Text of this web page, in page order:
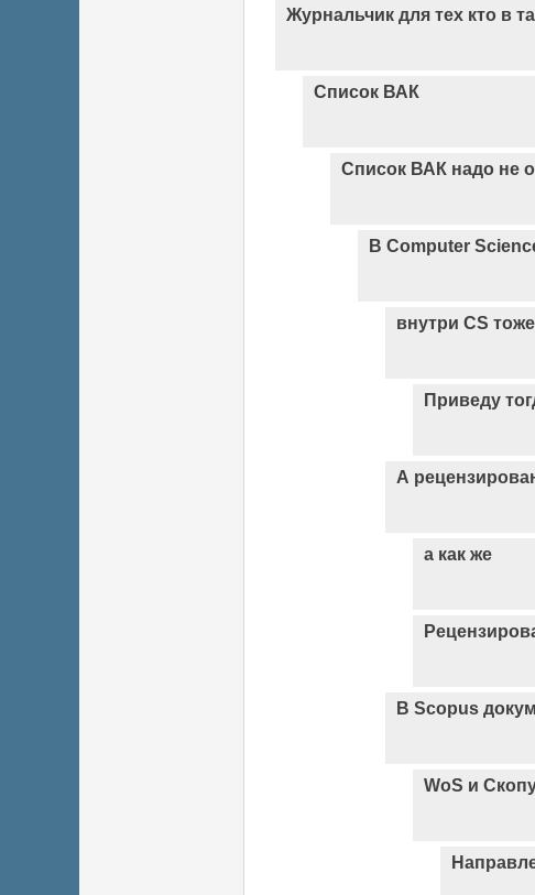
Журнальчик для тех кто в
Список ВАК
Список ВАК надо не
В Computer
внутри CS
Приведу
А
а как же
В Scopus
WoS и